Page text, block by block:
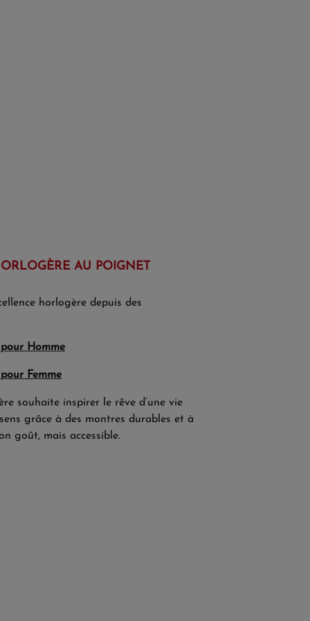
AU POIGNET
horlogère depuis des
Homme
Femme
souhaite inspirer le rêve d’une vie
grâce à des montres durables et à
goût, mais accessible.